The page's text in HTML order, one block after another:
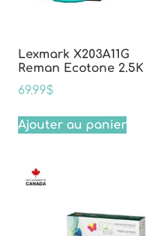
Lexmark X203A11G
Reman Ecotone 2.5K
69.99$
Ajouter au panier